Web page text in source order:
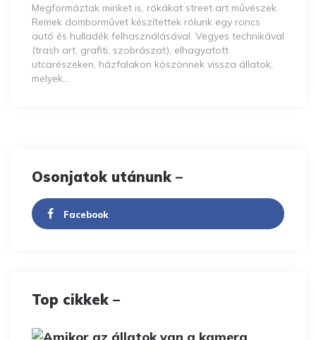
Megformáztak minket is, rókákat street art művészek.
Remek domborművet készítettek rólunk egy roncs
autó és hulladék felhasználásával. Vegyes technikával
(trash art, grafiti, szobrászat), elhagyatott
utcarészeken, házfalakon köszönnek vissza állatok,
melyek…
Osonjatok utánunk –
Facebook
Top cikkek –